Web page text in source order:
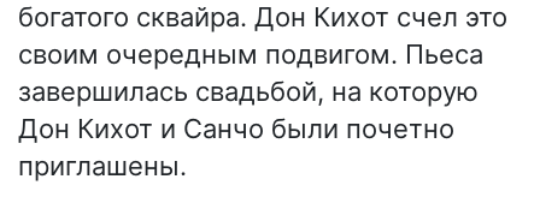
богатого сквайра. Дон Кихот счел это
своим очередным подвигом. Пьеса
завершилась свадьбой, на которую
Дон Кихот и Санчо были почетно
приглашены.